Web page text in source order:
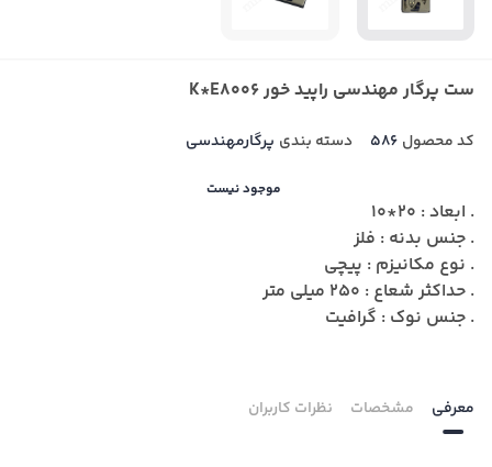
ست پرگار مهندسی راپید خور K*E8006
کد محصول 586 دسته بندی پرگارمهندسی
موجود نیست
. ابعاد : 20*10
. جنس بدنه : فلز
. نوع مکانیزم : پیچی
. حداکثر شعاع : 250 میلی متر
. جنس نوک : گرافیت
معرفی مشخصات نظرات کاربران